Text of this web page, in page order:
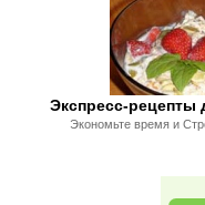
Экспресс-
Экономьте время и